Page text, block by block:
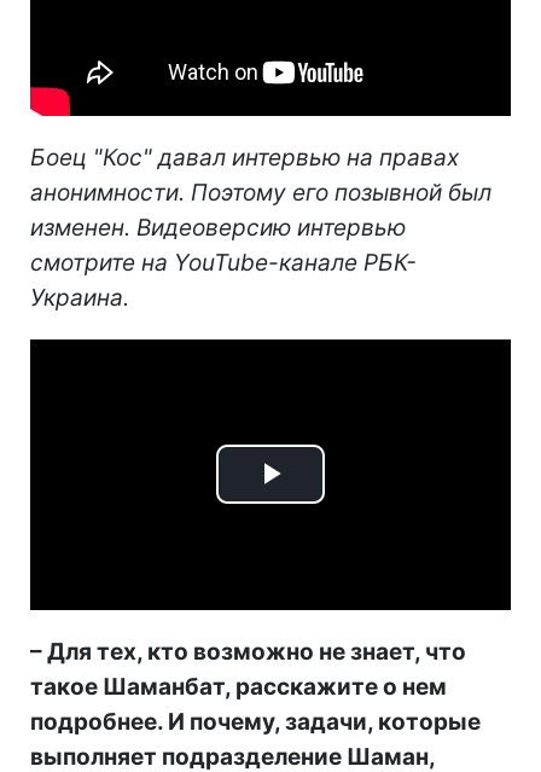
Боец "Кос" давал интервью на правах
анонимности. Поэтому его позывной был
изменен. Видеоверсию интервью
смотрите на YouTube-канале РБК-
Украина.
Play
– Для тех, кто возможно не знает, что
такое Шаманбат, расскажите о нем
подробнее. И почему, задачи, которые
выполняет подразделение Шаман,